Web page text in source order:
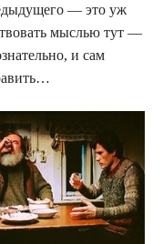
— это уж
мыслью тут —
и сам